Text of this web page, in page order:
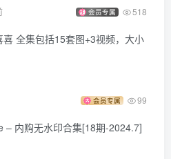
No.6757 熊小诺
NO.6705 熊小诺
会员专属 518
喜 全集包括15套图+3视频，大小
会员专属 99
– 内购无水印合集[18期-2024.7]